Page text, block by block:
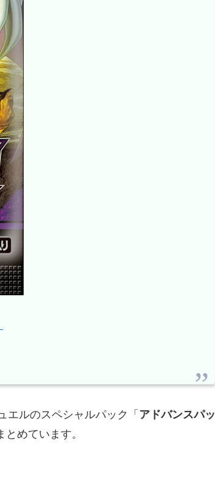
エルのスペシャルパック「 アドバンスパッ
めています。